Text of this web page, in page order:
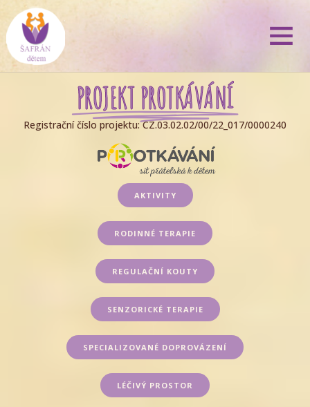
PROJEKT PROTKÁVÁNÍ
Registrační číslo projektu: CZ.03.02.02/00/22_017/0000240
AKTIVITY
RODINNÉ TERAPIE
REGULAČNÍ KOUTY
SENZORICKÉ TERAPIE
SPECIALIZOVANÉ DOPROVÁZENÍ
LÉČIVÝ PROSTOR